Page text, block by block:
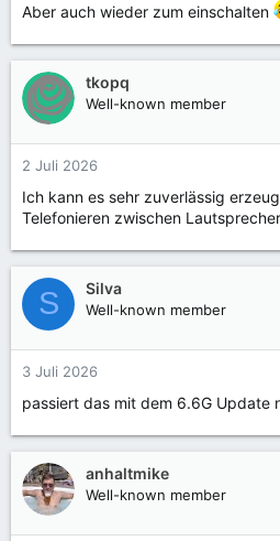
Aber auch wieder zum einschalten
tkopq
Well-known member
2 Juli 2026
Ich kann es sehr zuverlässig
Telefonieren zwischen
S Silva
Well-known member
3 Juli 2026
passiert das mit dem 6.6G Update
anhaltmike
Well-known member